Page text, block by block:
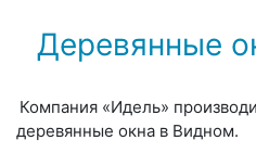
Деревянные
Компания «Идель»
деревянные окна в Видном.